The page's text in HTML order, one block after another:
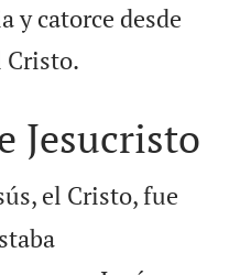
y catorce desde
Cristo.
Jesucristo
el Cristo, fue